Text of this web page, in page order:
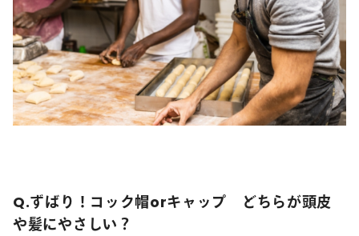
Q.ずばり！コック帽orキャップ どちらが頭皮
や髪にやさしい？